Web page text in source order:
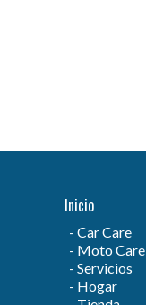
Inicio
Car Care
Moto Care
Servicios
Hogar